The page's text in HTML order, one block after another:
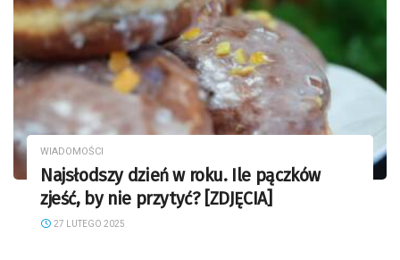
WIADOMOŚCI
Najsłodszy dzień w roku. Ile pączków
zjeść, by nie przytyć? [ZDJĘCIA]
27 LUTEGO 2025